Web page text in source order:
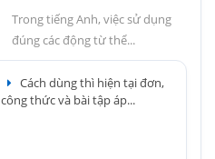
Trong tiếng Anh, việc sử dụng
đúng các động từ thể...
Cách dùng thì hiện tại đơn,
công thức và bài tập áp...